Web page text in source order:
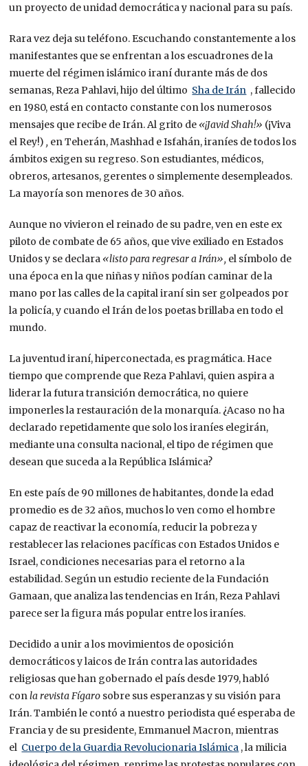
un proyecto de unidad democrática y nacional para su país.
Rara vez deja su teléfono. Escuchando constantemente a los
manifestantes que se enfrentan a los escuadrones de la
muerte del régimen islámico iraní durante más de dos
semanas, Reza Pahlavi, hijo del último Sha de Irán , fallecido
en 1980, está en contacto constante con los numerosos
mensajes que recibe de Irán. Al grito de «¡Javid Shah!» (¡Viva
el Rey!), en Teherán, Mashhad e Isfahán, iraníes de todos los
ámbitos exigen su regreso. Son estudiantes, médicos,
obreros, artesanos, gerentes o simplemente desempleados.
La mayoría son menores de 30 años.
Aunque no vivieron el reinado de su padre, ven en este ex
piloto de combate de 65 años, que vive exiliado en Estados
Unidos y se declara «listo para regresar a Irán», el símbolo de
una época en la que niñas y niños podían caminar de la
mano por las calles de la capital iraní sin ser golpeados por
la policía, y cuando el Irán de los poetas brillaba en todo el
mundo.
La juventud iraní, hiperconectada, es pragmática. Hace
tiempo que comprende que Reza Pahlavi, quien aspira a
liderar la futura transición democrática, no quiere
imponerles la restauración de la monarquía. ¿Acaso no ha
declarado repetidamente que solo los iraníes elegirán,
mediante una consulta nacional, el tipo de régimen que
desean que suceda a la República Islámica?
En este país de 90 millones de habitantes, donde la edad
promedio es de 32 años, muchos lo ven como el hombre
capaz de reactivar la economía, reducir la pobreza y
restablecer las relaciones pacíficas con Estados Unidos e
Israel, condiciones necesarias para el retorno a la
estabilidad. Según un estudio reciente de la Fundación
Gamaan, que analiza las tendencias en Irán, Reza Pahlavi
parece ser la figura más popular entre los iraníes.
Decidido a unir a los movimientos de oposición
democráticos y laicos de Irán contra las autoridades
religiosas que han gobernado el país desde 1979, habló
conla revista Fígaro sobre sus esperanzas y su visión para
Irán. También le contó a nuestro periodista qué esperaba de
Francia y de su presidente, Emmanuel Macron, mientras
el Cuerpo de la Guardia Revolucionaria Islámica , la milicia